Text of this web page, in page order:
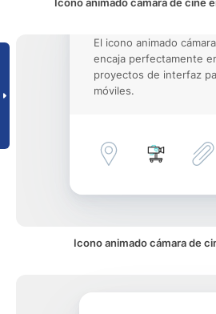
El icono animado
encaja perfectamente
proyectos de interfaz
móviles.
Icono animado cámara de